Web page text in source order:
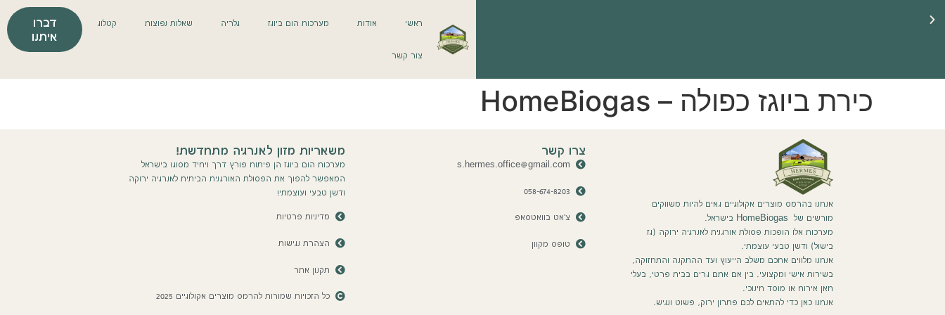
ראשי אודות מערכות הום ביוגז גלריה שאלות נפוצות קטלוג
צור קשר
דברו
איתנו
כירת ביוגז כפולה – HomeBiogas
אנחנו בהרמס מוצרים אקולוגיים גאים להיות משווקים
מורשים של HomeBiogas בישראל.
מערכות אלו הופכות פסולת אורגנית לאנרגיה ירוקה (גז
בישול) ודשן טבעי עוצמתי.
אנחנו מלווים אתכם משלב הייעוץ ועד ההתקנה והתחזוקה,
בשירות אישי ומקצועי. בין אם אתם גרים בבית פרטי, בעלי
חאן אירוח או מוסד חינוכי.
אנחנו כאן כדי להתאים לכם פתרון ירוק, פשוט ונגיש.
צרו קשר
s.hermes.office@gmail.com
058-674-8203
צ'אט בוואטסאפ
טופס מקוון
משאריות מזון לאנרגיה מתחדשת!
מערכות הום ביוגז הן פיתוח פורץ דרך ויחיד מסוגו בישראל
המאפשר להפוך את הפסולת האורגנית הביתית לאנרגיה ירוקה
ודשן טבעי ועוצמתי!
מדיניות פרטיות
הצהרת נגישות
תקנון אתר
כל הזכויות שמורות להרמס מוצרים אקולוגיים 2025